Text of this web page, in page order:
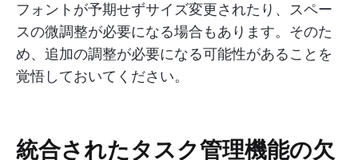
フォントが予期せずサイズ変更されたり、スペー
スの微調整が必要になる場合もあります。そのた
め、追加の調整が必要になる可能性があることを
覚悟しておいてください。
統合されたタスク管理機能の欠